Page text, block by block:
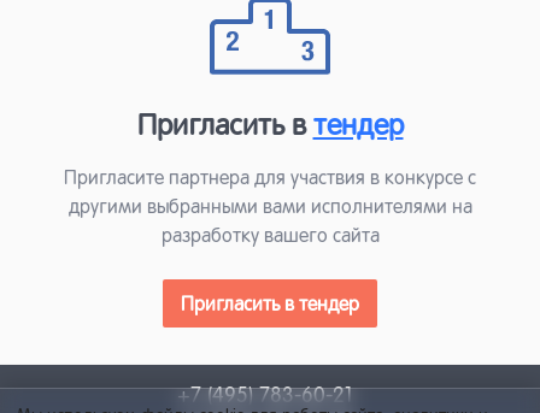
Пригласить втендер
Пригласите партнера для участвия в конкурсе с
другими выбранными вами исполнителями на
разработку вашего сайта
Пригласить в тендер
+7 (495) 783-60-21